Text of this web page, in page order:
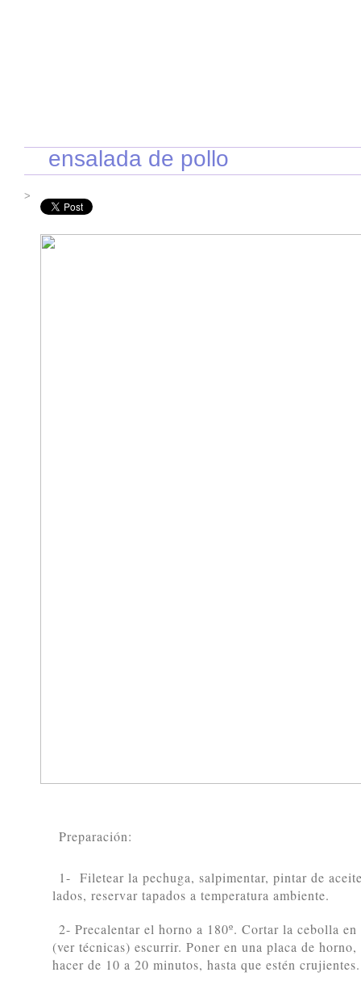
ensalada de pollo
Preparación:
1- Filetear la pechuga, salpimentar, pintar de
lados, reservar tapados a temperatura ambiente.
2- Precalentar el horno a 180º. Cortar la cebolla
(ver técnicas) escurrir. Poner en una placa de
hacer de 10 a 20 minutos, hasta que estén
>